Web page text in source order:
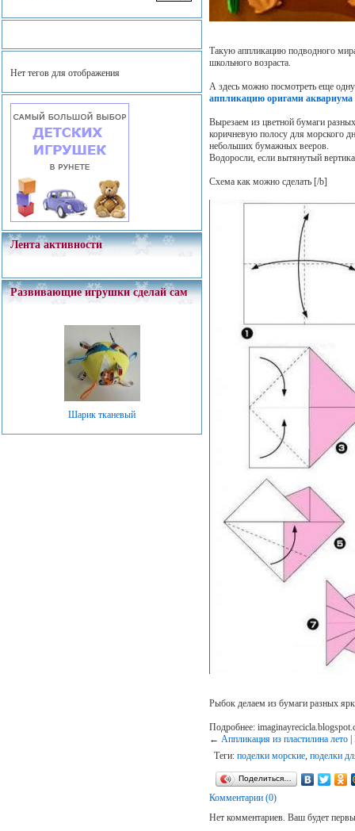
Нет тегов для отображения
Лента активности
Развивающие игрушки сделай сам
Шарик тканевый
Такую аппликацию подводного
школьного возраста.
А здесь можно посмотреть еще
аппликацию оригами аквариума
Вырезаем из цветной бумаги
коричневую полосу для морского
небольших бумажных вееров.
Водоросли, если вытянутый
Схема как можно сделать [/b]
Рыбок делаем из бумаги разных
Подробнее:
← Аппликация из пластилина лето|
Теги: поделки морские, поделки
Поделиться…
Комментарии (0)
Нет комментариев. Ваш будет